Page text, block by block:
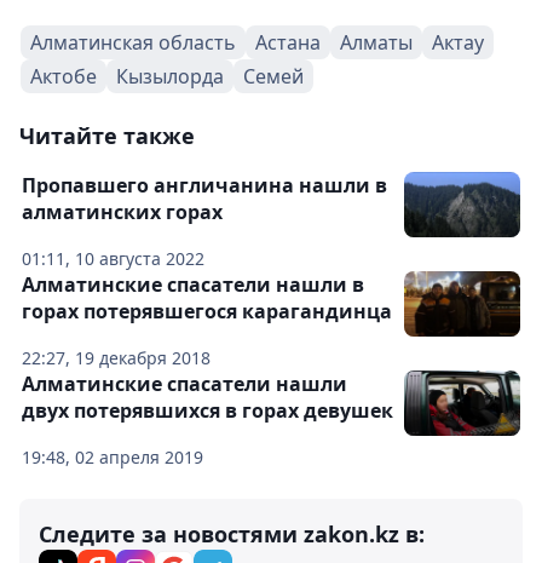
Алматинская область Астана Алматы
Актау
Актобе
Кызылорда Семей
Читайте также
01:11, 10 августа 2022
Пропавшего англичанина нашли в
алматинских горах
22:27, 19 декабря 2018
Алматинские спасатели нашли в
горах потерявшегося карагандинца
19:48, 02 апреля 2019
Алматинские спасатели нашли
двух потерявшихся в горах девушек
Следите за новостями zakon.kz в: